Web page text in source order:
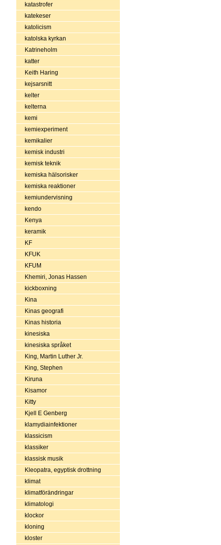
katastrofer
katekeser
katolicism
katolska kyrkan
Katrineholm
katter
Keith Haring
kejsarsnitt
kelter
kelterna
kemi
kemiexperiment
kemikalier
kemisk industri
kemisk teknik
kemiska hälsorisker
kemiska reaktioner
kemiundervisning
kendo
Kenya
keramik
KF
KFUK
KFUM
Khemiri, Jonas Hassen
kickboxning
Kina
Kinas geografi
Kinas historia
kinesiska
kinesiska språket
King, Martin Luther Jr.
King, Stephen
Kiruna
Kisamor
Kitty
Kjell E Genberg
klamydiainfektioner
klassicism
klassiker
klassisk musik
Kleopatra, egyptisk drottning
klimat
klimatförändringar
klimatologi
klockor
kloning
kloster